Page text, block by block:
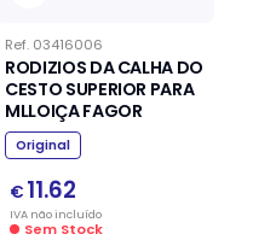
Ref. 03416006
RODIZIOS DA CALHA DO
CESTO SUPERIOR PARA
MLLOIÇA FAGOR
Original
€ 11.62
IVA nãoincluído
Sem Stock